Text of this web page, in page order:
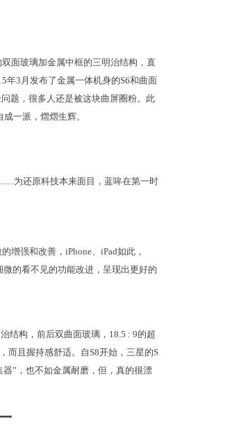
面玻璃加金属中框的三明治结构，直
年3月发布了金属一体机身的S6和曲面
题，很多人还是被这块曲屏圈粉。此
一派，熠熠生辉。
为还原科技本来面目，蓝哞在第一时
增强和改善，iPhone、iPad如此，
微的看不见的功能改进，呈现出更好的
结构，前后双曲面玻璃，18.5 : 9的超
而且握持感舒适。自S8开始，三星的S
”，也不如金属耐磨，但，真的很漂